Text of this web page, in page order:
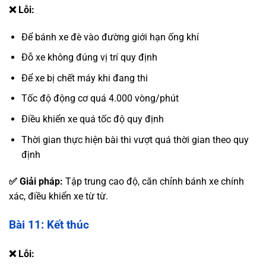
❌ Lỗi:
Để bánh xe đè vào đường giới hạn ống khí
Đỗ xe không đúng vị trí quy định
Để xe bị chết máy khi đang thi
Tốc độ động cơ quá 4.000 vòng/phút
Điều khiển xe quá tốc độ quy định
Thời gian thực hiện bài thi vượt quá thời gian theo quy
định
✅ Giải pháp: Tập trung cao độ, căn chỉnh bánh xe chính
xác, điều khiển xe từ từ.
Bài 11: Kết thúc
❌ Lỗi: